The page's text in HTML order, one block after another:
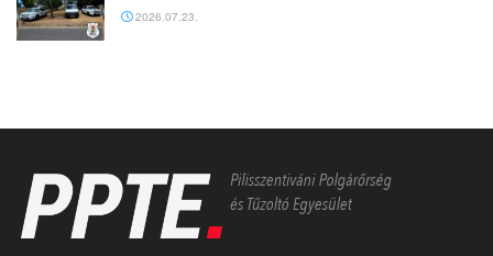
2026.07.23.